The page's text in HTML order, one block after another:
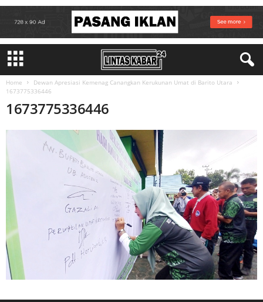
Home
Dewan Apresiasi Kemenag Canangkan Kerukunan Umat di Barito Utara
1673775336446
1673775336446